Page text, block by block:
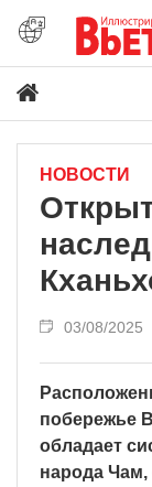
НОВОСТИ
03/08/2025
побережье
обладает
народа Чам,